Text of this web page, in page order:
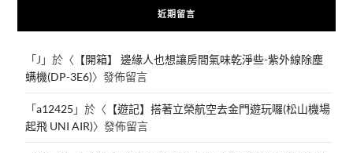
近期留言
「J 」於〈 【開箱】 邊緣人也想讓房間氣味乾淨些-紫外線除塵
螨機(DP-3E6)〉發佈留言
「a12425 」於〈 【遊記】搭著立榮航空去金門遊玩囉(松山機場
起飛 UNI AIR)〉發佈留言